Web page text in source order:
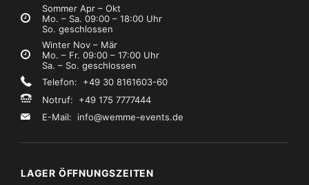
Sommer Apr – Okt
Mo. – Sa. 09:00 – 18:00 Uhr
So. geschlossen
Winter Nov – Mär
Mo. – Fr. 09:00 – 17:00 Uhr
Sa. – So. geschlossen
Telefon: +49 30 8161603-60
Notruf: +49 175 7777444
E-Mail: info@wemme-events.de
LAGER ÖFFNUNGSZEITEN